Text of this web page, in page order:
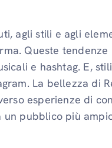
agli stili e agli
Queste tendenze
e hashtag. E,
La bellezza di
esperienze di
pubblico più